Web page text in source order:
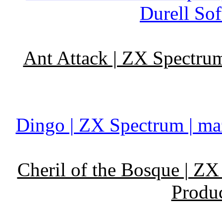
Durell
Ant Attack | ZX
Dingo | ZX Spectrum |
Cheril of the Bosque | ZX